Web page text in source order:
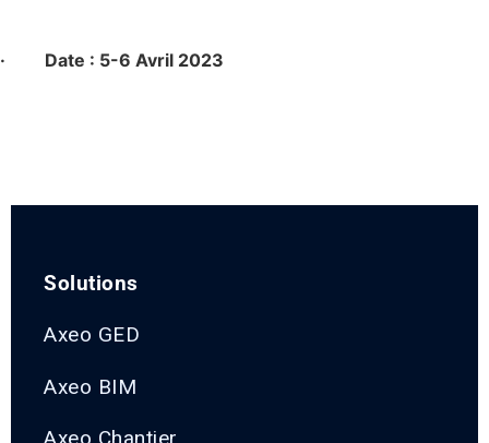
· Date : 5-6 Avril 2023
Solutions
Axeo GED
Axeo BIM